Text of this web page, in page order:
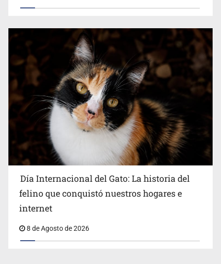
Día Internacional del Gato: La historia del
felino que conquistó nuestros hogares e
internet
8 de Agosto de 2026